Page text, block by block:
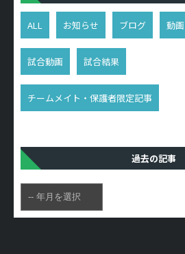
ALL お知らせ ブログ 動画
試合動画 試合結果
チームメイト・保護者限定記事
過去の記事